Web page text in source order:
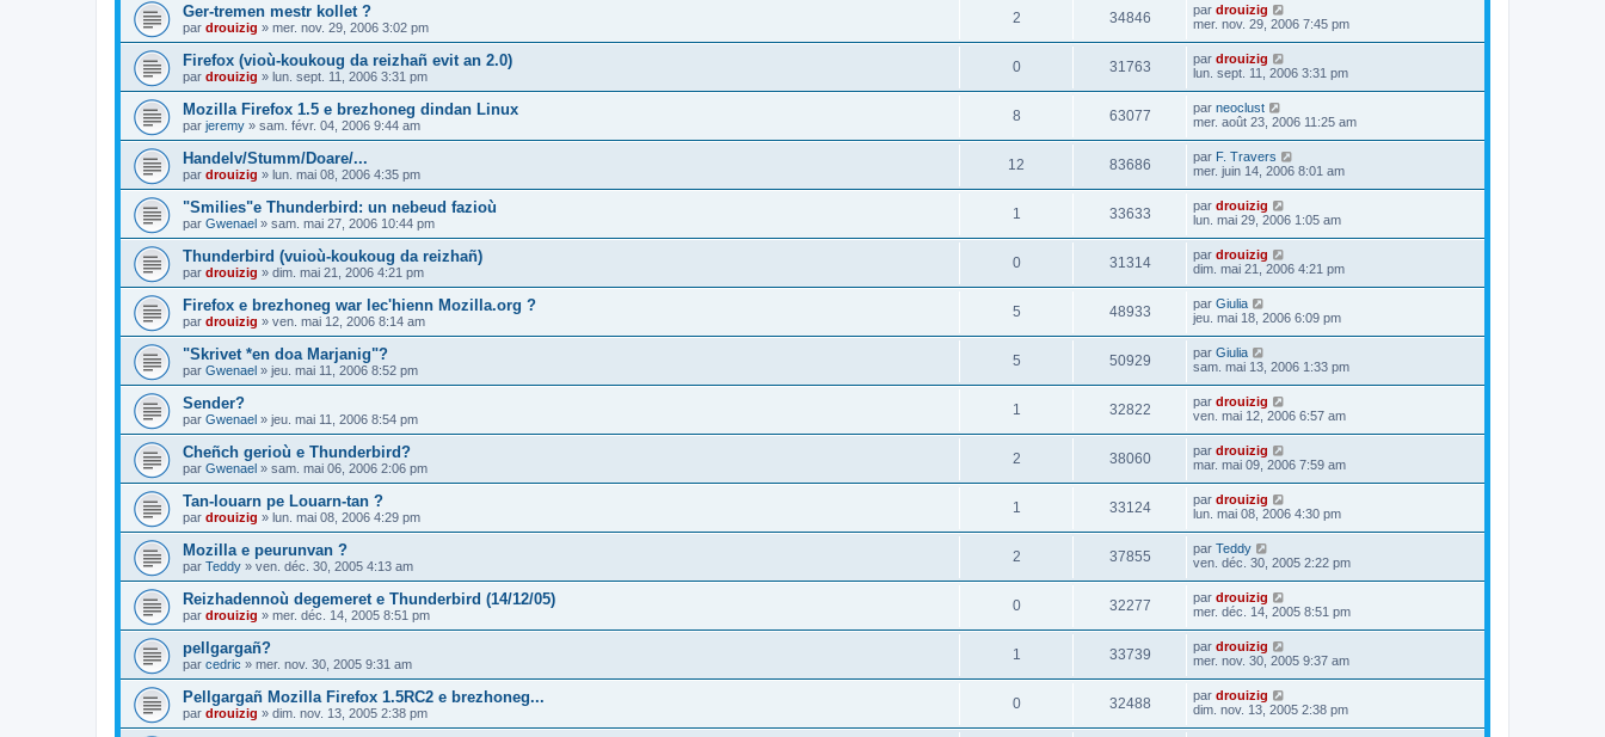
Ger-tremen mestr kollet ?
par drouizig » mer. nov. 29, 2006 3:02 pm
2 34846 par drouizig
mer. nov. 29, 2006 7:45 pm
Firefox (vioù-koukoug da reizhañ evit an 2.0)
par drouizig » lun. sept. 11, 2006 3:31 pm
0 31763 par drouizig
lun. sept. 11, 2006 3:31 pm
Mozilla Firefox 1.5 e brezhoneg dindan Linux
par jeremy » sam. févr. 04, 2006 9:44 am
8 63077 par neoclust
mer. août 23, 2006 11:25 am
Handelv/Stumm/Doare/...
par drouizig » lun. mai 08, 2006 4:35 pm
12 83686 par F. Travers
mer. juin 14, 2006 8:01 am
"Smilies"e Thunderbird: un nebeud fazioù
par Gwenael » sam. mai 27, 2006 10:44 pm
1 33633 par drouizig
lun. mai 29, 2006 1:05 am
Thunderbird (vuioù-koukoug da reizhañ)
par drouizig » dim. mai 21, 2006 4:21 pm
0 31314 par drouizig
dim. mai 21, 2006 4:21 pm
Firefox e brezhoneg war lec'hienn Mozilla.org ?
par drouizig » ven. mai 12, 2006 8:14 am
5 48933 par Giulia
jeu. mai 18, 2006 6:09 pm
"Skrivet *en doa Marjanig"?
par Gwenael » jeu. mai 11, 2006 8:52 pm
5 50929 par Giulia
sam. mai 13, 2006 1:33 pm
Sender?
par Gwenael » jeu. mai 11, 2006 8:54 pm
1 32822 par drouizig
ven. mai 12, 2006 6:57 am
Cheñch gerioù e Thunderbird?
par Gwenael » sam. mai 06, 2006 2:06 pm
2 38060 par drouizig
mar. mai 09, 2006 7:59 am
Tan-louarn pe Louarn-tan ?
par drouizig » lun. mai 08, 2006 4:29 pm
1 33124 par drouizig
lun. mai 08, 2006 4:30 pm
Mozilla e peurunvan ?
par Teddy » ven. déc. 30, 2005 4:13 am
2 37855 par Teddy
ven. déc. 30, 2005 2:22 pm
Reizhadennoù degemeret e Thunderbird (14/12/05)
par drouizig » mer. déc. 14, 2005 8:51 pm
0 32277 par drouizig
mer. déc. 14, 2005 8:51 pm
pellgargañ?
par cedric » mer. nov. 30, 2005 9:31 am
1 33739 par drouizig
mer. nov. 30, 2005 9:37 am
Pellgargañ Mozilla Firefox 1.5RC2 e brezhoneg...
par drouizig » dim. nov. 13, 2005 2:38 pm
0 32488 par drouizig
dim. nov. 13, 2005 2:38 pm